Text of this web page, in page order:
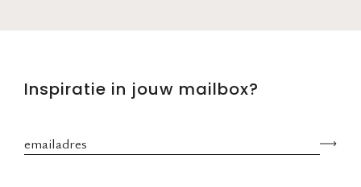
Inspiratie in jouw mailbox?